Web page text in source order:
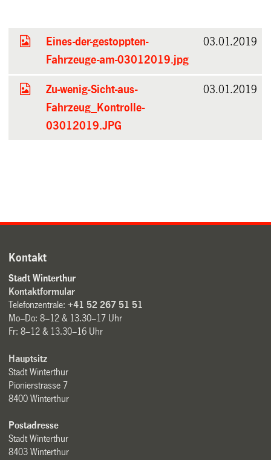
Eines-der-gestoppten-
Fahrzeuge-am-03012019.jpg
03.01.2019
Zu-wenig-Sicht-aus-
Fahrzeug_Kontrolle-
03012019.JPG
03.01.2019
Kontakt
Stadt Winterthur
Kontaktformular
Telefonzentrale:+41 52 267 51 51
Mo–Do: 8–12 & 13.30–17 Uhr
Fr: 8–12 & 13.30–16 Uhr
Hauptsitz
Stadt Winterthur
Pionierstrasse 7
8400 Winterthur
Postadresse
Stadt Winterthur
8403 Winterthur